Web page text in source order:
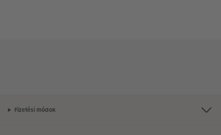
Fizetési módok